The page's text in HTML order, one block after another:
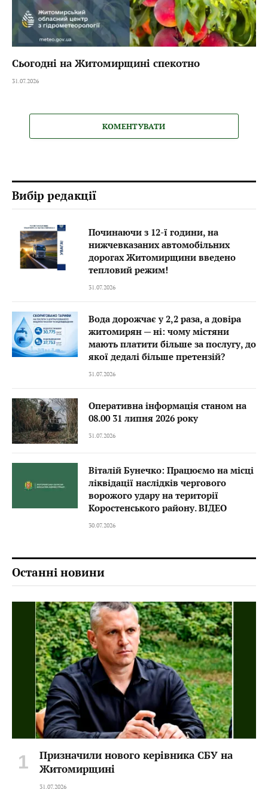
Сьогодні на Житомирщині спекотно
31.07.2026
КОМЕНТУВАТИ
Вибір редакції
Починаючи з 12-ї години, на
нижчевказаних автомобільних
дорогах Житомирщини введено
тепловий режим!
31.07.2026
Вода дорожчає у 2,2 раза, а довіра
житомирян — ні: чому містяни
мають платити більше за послугу, до
якої дедалі більше претензій?
31.07.2026
Оперативна інформація станом на
08.00 31 липня 2026 року
31.07.2026
Віталій Бунечко: Працюємо на місці
ліквідації наслідків чергового
ворожого удару на території
Коростенського району. ВІДЕО
30.07.2026
Останні новини
Призначили нового керівника СБУ на
Житомирщині
31.07.2026